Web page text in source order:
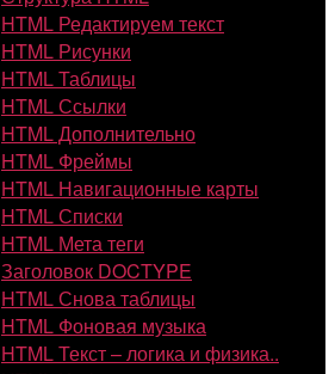
HTML Редактируем текст
HTML Рисунки
HTML Таблицы
HTML Ссылки
HTML Дополнительно
HTML Фреймы
HTML Навигационные карты
HTML Списки
HTML Мета теги
Заголовок DOCTYPE
HTML Снова таблицы
HTML Фоновая музыка
HTML Текст – логика и физика..